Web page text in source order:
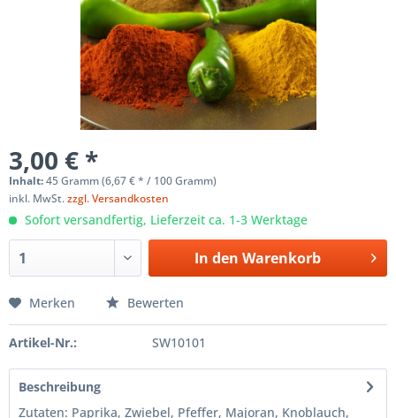
3,00 € *
Inhalt:45 Gramm (6,67 € * / 100 Gramm)
inkl. MwSt.zzgl. Versandkosten
Sofort versandfertig, Lieferzeit ca. 1-3 Werktage
In den Warenkorb
Merken Bewerten
Artikel-Nr.: SW10101
Beschreibung
Zutaten: Paprika, Zwiebel, Pfeffer, Majoran, Knoblauch,